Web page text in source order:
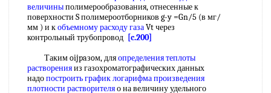
величиныполимерообразования, отнесенные к
поверхности S полимероотборников g-y =Gn/5 (в мг/
мм ) и кобъемному расходу газаVt через
контрольный трубопровод [c.200]
Таким oijpaзoм, дляопределения теплоты
растворенияиз газохроматографических данных
надопостроить графиклогарифма произведения
плотности растворителяо на величину удельного